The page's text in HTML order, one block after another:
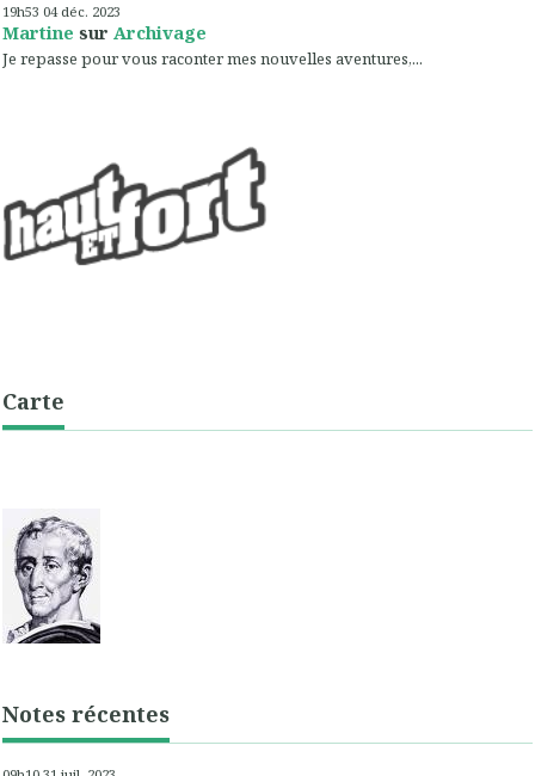
19h53 04 déc. 2023
Martine sur Archivage
Je repasse pour vous raconter mes nouvelles aventures,...
Carte
Notes récentes